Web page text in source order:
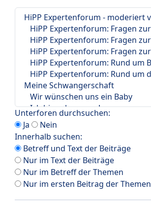
Unterforen durchsuchen:
Ja
Nein
Innerhalb suchen:
Betreff und Text der Beiträge
Nur im Text der Beiträge
Nur im Betreff der Themen
Nur im ersten Beitrag der Themen